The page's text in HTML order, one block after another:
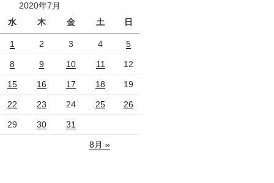
2020年7月
水 木 金 土 日
1 2 3 4 5
8 9 10 11 12
15 16 17 18 19
22 23 24 25 26
29 30 31
8月 »